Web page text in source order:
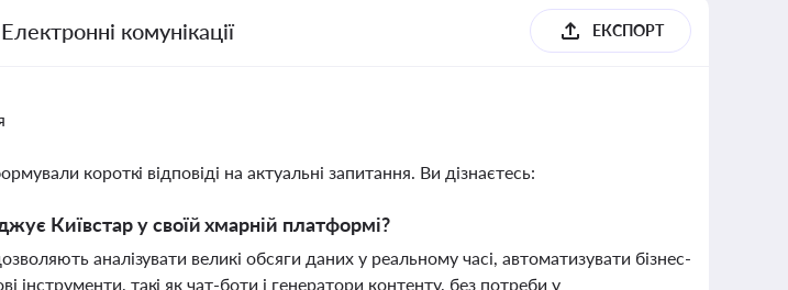
комунікації ЕКСПОРТ
короткі відповіді на актуальні запитання. Ви дізнаєтесь:
Київстар у своїй хмарній платформі?
аналізувати великі обсяги даних у реальному часі, автоматизувати бізнес-
інструменти, такі як чат-боти і генератори контенту, без потреби у